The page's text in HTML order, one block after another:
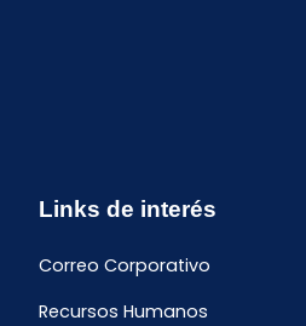
Links de interés
Correo Corporativo
Recursos Humanos